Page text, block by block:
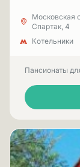
Московская
Спартак, 4
Котельники
Пансионаты